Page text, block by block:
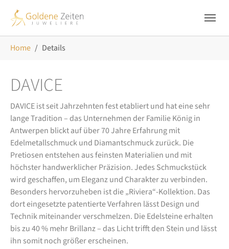
Home Details
DAVICE
DAVICE ist seit Jahrzehnten fest etabliert und hat eine sehr
lange Tradition – das Unternehmen der Familie König in
Antwerpen blickt auf über 70 Jahre Erfahrung mit
Edelmetallschmuck und Diamantschmuck zurück. Die
Pretiosen entstehen aus feinsten Materialien und mit
höchster handwerklicher Präzision. Jedes Schmuckstück
wird geschaffen, um Eleganz und Charakter zu verbinden.
Besonders hervorzuheben ist die „Riviera“-Kollektion. Das
dort eingesetzte patentierte Verfahren lässt Design und
Technik miteinander verschmelzen. Die Edelsteine erhalten
bis zu 40 % mehr Brillanz – das Licht trifft den Stein und lässt
ihn somit noch größer erscheinen.